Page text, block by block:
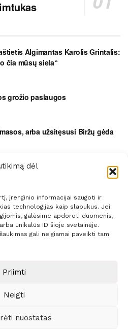
dėl
įrenginio informacijai saugoti ir
technologijas kaip slapukus. Jei
galėsime apdoroti duomenis,
unikalūs ID šioje svetainėje.
gali neigiamai paveikti tam
Priimti
Neigti
nuostatas
Algimantas Karolis Grintalis:
čia mūsų siela“
grožio paslaugos
arba užsitęsusi Biržų gėda
avarija
ITBrolis